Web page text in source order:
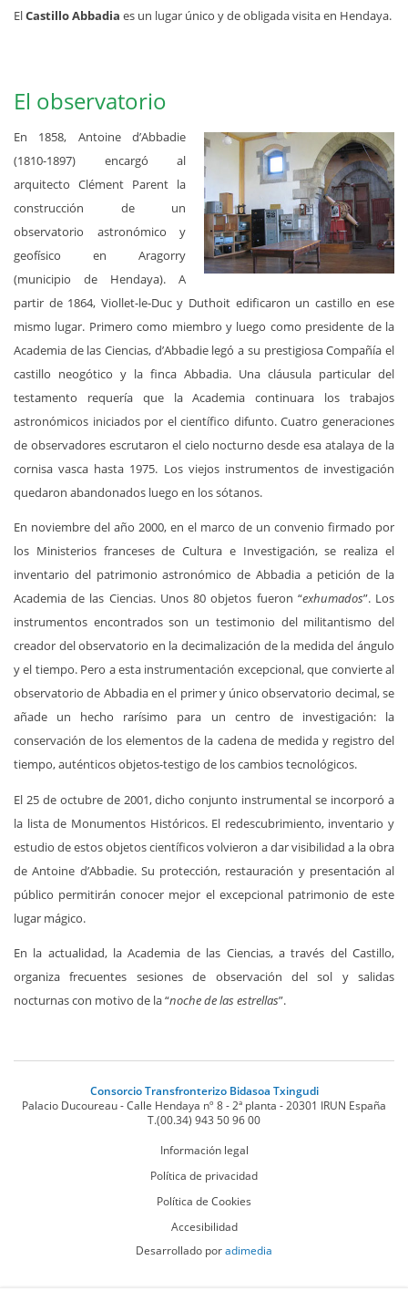
ElCastillo Abbadia es un lugar único y de obligada visita en Hendaya.
El observatorio
En 1858, Antoine d’Abbadie
(1810-1897) encargó al
arquitecto Clément Parent la
construcción de un
observatorio astronómico y
geofísico en Aragorry
(municipio de Hendaya). A
partir de 1864, Viollet-le-Duc y Duthoit edificaron un castillo en ese
mismo lugar. Primero como miembro y luego como presidente de la
Academia de las Ciencias, d’Abbadie legó a su prestigiosa Compañía el
castillo neogótico y la finca Abbadia. Una cláusula particular del
testamento requería que la Academia continuara los trabajos
astronómicos iniciados por el científico difunto. Cuatro generaciones
de observadores escrutaron el cielo nocturno desde esa atalaya de la
cornisa vasca hasta 1975. Los viejos instrumentos de investigación
quedaron abandonados luego en los sótanos.
En noviembre del año 2000, en el marco de un convenio firmado por
los Ministerios franceses de Cultura e Investigación, se realiza el
inventario del patrimonio astronómico de Abbadia a petición de la
Academia de las Ciencias. Unos 80 objetos fueron “exhumados”. Los
instrumentos encontrados son un testimonio del militantismo del
creador del observatorio en la decimalización de la medida del ángulo
y el tiempo. Pero a esta instrumentación excepcional, que convierte al
observatorio de Abbadia en el primer y único observatorio decimal, se
añade un hecho rarísimo para un centro de investigación: la
conservación de los elementos de la cadena de medida y registro del
tiempo, auténticos objetos-testigo de los cambios tecnológicos.
El 25 de octubre de 2001, dicho conjunto instrumental se incorporó a
la lista de Monumentos Históricos. El redescubrimiento, inventario y
estudio de estos objetos científicos volvieron a dar visibilidad a la obra
de Antoine d’Abbadie. Su protección, restauración y presentación al
público permitirán conocer mejor el excepcional patrimonio de este
lugar mágico.
En la actualidad, la Academia de las Ciencias, a través del Castillo,
organiza frecuentes sesiones de observación del sol y salidas
nocturnas con motivo de la “noche de las estrellas”.
Consorcio Transfronterizo Bidasoa Txingudi
Palacio Ducoureau - Calle Hendaya nº 8 - 2ª planta -20301 IRUN España
T.(00.34) 943 50 96 00
Información legal
Política de privacidad
Política de Cookies
Accesibilidad
Desarrollado poradimedia